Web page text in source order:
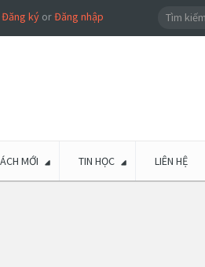
Đăng kýorĐăng nhập
MỚI TIN HỌC LIÊN HỆ